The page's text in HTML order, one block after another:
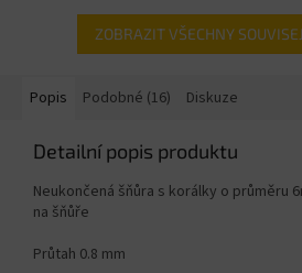
ZOBRAZIT VŠECHNY
Popis Podobné (16) Diskuze
Detailní popis produktu
Neukončená šňůra s korálky o průměru
na šňůře
Průtah 0.8 mm